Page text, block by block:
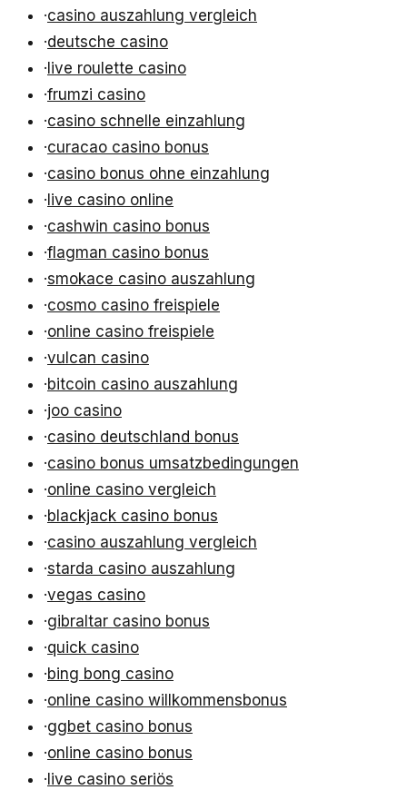
·casino auszahlung vergleich
·deutsche casino
· live roulette casino
·frumzi casino
·casino schnelle einzahlung
·curacao casino bonus
·casino bonus ohne einzahlung
· live casino online
·cashwin casino bonus
·flagman casino bonus
·smokace casino auszahlung
·cosmo casino freispiele
·online casino freispiele
·vulcan casino
·bitcoin casino auszahlung
·joo casino
·casino deutschland bonus
·casino bonus umsatzbedingungen
·online casino vergleich
·blackjack casino bonus
·casino auszahlung vergleich
·starda casino auszahlung
·vegas casino
·gibraltar casino bonus
·quick casino
·bing bong casino
·online casino willkommensbonus
·ggbet casino bonus
·online casino bonus
· live casino seriös